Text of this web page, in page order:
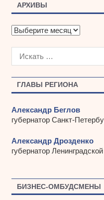
ГЛАВЫ РЕГИОНА
Александр Беглов
губернатор Санкт-
Александр Дрозденко
губернатор
БИЗНЕС-ОМБУДСМЕНЫ
АРХИВЫ
А
х
ы